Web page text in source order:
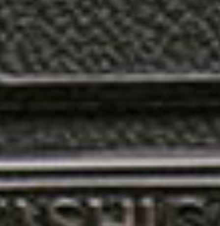
INSTAGRAM TOUR
Este tour personalizável irá levá-lo aos melhores spots,
lugares mais incríveis e instagramáveis que pode encontrar
na região acompanhado por um fotógrafo profissional
SOLICITAR UM ORÇAMENTO